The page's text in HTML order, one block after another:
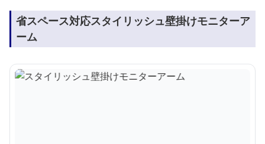
省スペース対応スタイリッシュ壁掛けモニターア
ーム